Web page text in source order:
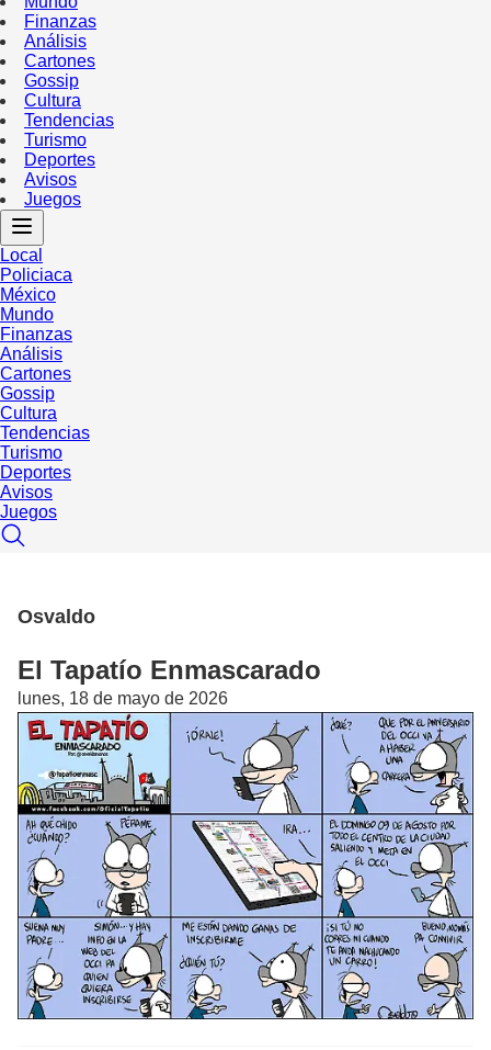
Finanzas
Análisis
Cartones
Gossip
Cultura
Tendencias
Turismo
Deportes
Avisos
Juegos
Local
Policiaca
México
Mundo
Finanzas
Análisis
Cartones
Gossip
Cultura
Tendencias
Turismo
Deportes
Avisos
Juegos
Osvaldo
El Tapatío Enmascarado
lunes, 18 de mayo de 2026